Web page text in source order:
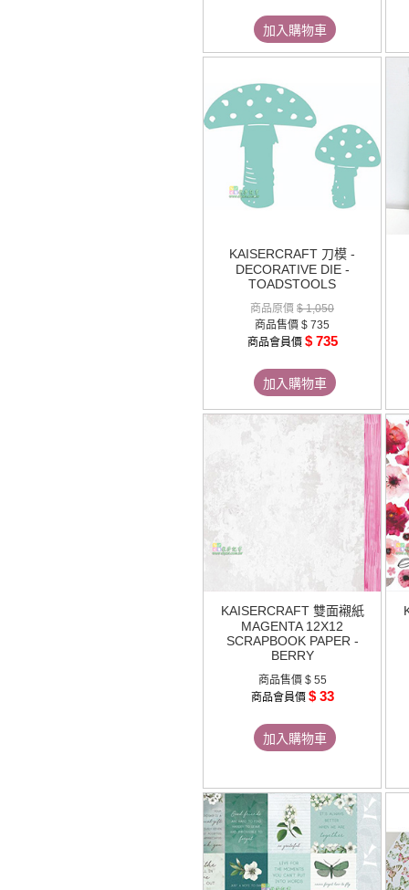
加入購物車
KAISERCRAFT 刀模 -
DECORATIVE DIE -
TOADSTOOLS
商品原價 $ 1,050
商品售價 $ 735
商品會員價 $ 735
加入購物車
KAISERCRAFT 雙面襯紙
MAGENTA 12X12
SCRAPBOOK PAPER -
BERRY
商品售價 $ 55
商品會員價 $ 33
加入購物車